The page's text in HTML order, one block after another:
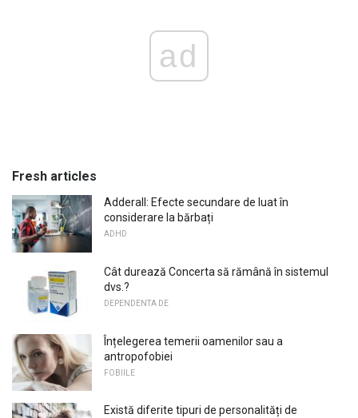
ad
Fresh articles
Adderall: Efecte secundare de luat în
considerare la bărbați
ADHD
Cât durează Concerta să rămână în sistemul
dvs.?
DEPENDENTA DE
Înțelegerea temerii oamenilor sau a
antropofobiei
FOBIILE
Există diferite tipuri de personalități de